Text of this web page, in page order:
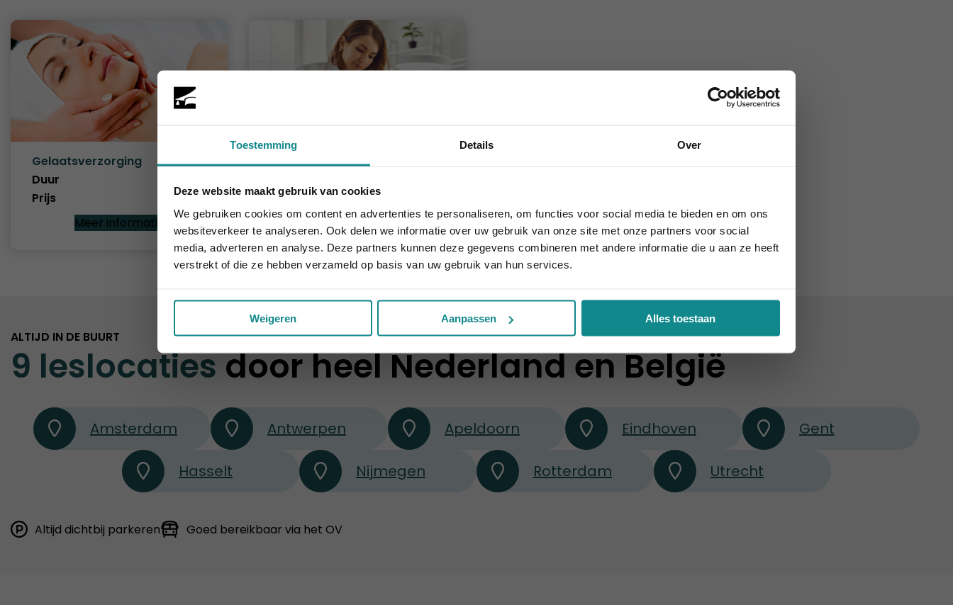
Toestemming Details Over
Deze website maakt gebruik van cookies
We gebruiken cookies om content en advertenties te personaliseren, om functies voor social media te bieden en om ons
websiteverkeer te analyseren. Ook delen we informatie over uw gebruik van onze site met onze partners voor social
media, adverteren en analyse. Deze partners kunnen deze gegevens combineren met andere informatie die u aan ze heeft
verstrekt of die ze hebben verzameld op basis van uw gebruik van hun services.
Weigeren Aanpassen Alles toestaan
Gelaatsverzorging
Duur
Prijs
€ 565
Meer informatie
Schoonheidsspecialist(e)
Prijs
Meer informatie
ALTIJD IN DE BUURT
9 leslocatiesdoor heel Nederland en België
Amsterdam Antwerpen Apeldoorn Eindhoven Gent
Hasselt Nijmegen Rotterdam Utrecht
Altijd dichtbij parkeren Goed bereikbaar via het OV
Laatste week! 10% korting t.e.m. 15 augustus, daarna eindigt de zomeractie definitief.
Sluiten